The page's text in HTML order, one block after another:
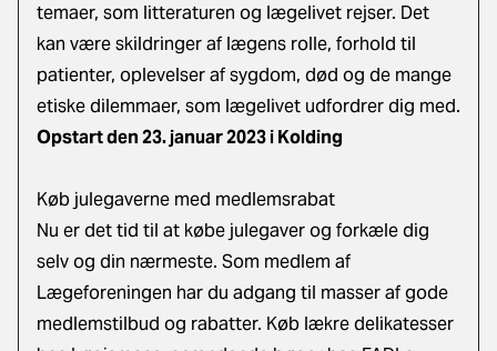
temaer, som litteraturen og lægelivet rejser. Det
kan være skildringer af lægens rolle, forhold til
patienter, oplevelser af sygdom, død og de mange
etiske dilemmaer, som lægelivet udfordrer dig med.
Opstart den 23. januar 2023 i Kolding
Køb julegaverne med medlemsrabat
Nu er det tid til at købe julegaver og forkæle dig
selv og din nærmeste. Som medlem af
Lægeforeningen har du adgang til masser af gode
medlemstilbud og rabatter. Køb lækre delikatesser